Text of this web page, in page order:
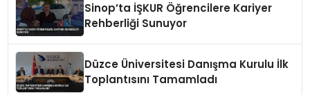
Sinop’ta İŞKUR Öğrencilere Kariyer
Rehberliği Sunuyor
Düzce Üniversitesi Danışma Kurulu İlk
Toplantısını Tamamladı